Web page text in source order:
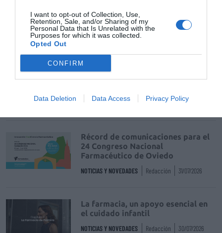
I want to opt-out of Collection, Use,
Retention, Sale, and/or Sharing of my
Personal Data that Is Unrelated with the
Purposes for which it was collected.
Opted Out
CONFIRM
Data Deletion Data Access Privacy Policy
Destacados
La venta online de medicamentos
de uso humano: seguridad y
DIGITAL Isabel Marín Moral 28/07/2026
Récord de comunicaciones para el
24 Congreso Nacional
Farmacéutico de Oviedo
NOTICIAS Y NOVEDADES Redacción 31/07/2026
La farmacia, un apoyo esencial en
el cuidado infantil
NOTICIAS Y NOVEDADES Redacción 30/07/2026